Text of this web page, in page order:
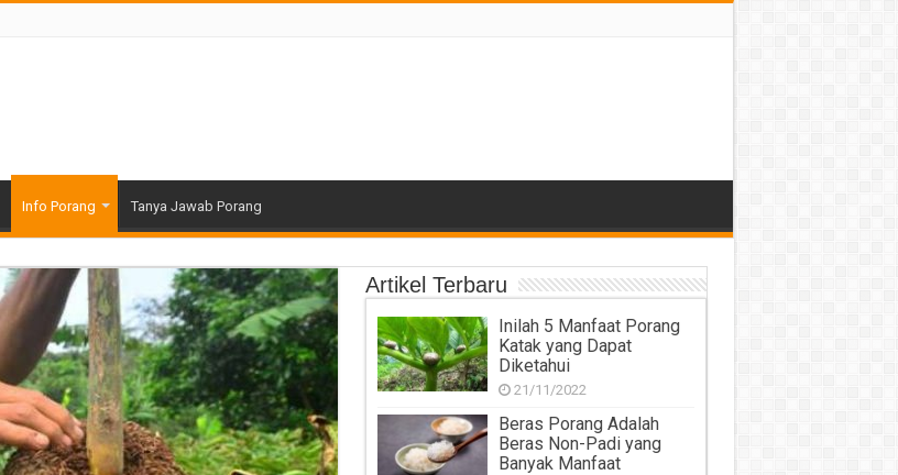
Info Porang Tanya Jawab Porang
Artikel Terbaru
Inilah 5 Manfaat Porang
Katak yang Dapat
Diketahui
21/11/2022
Beras Porang Adalah
Beras Non-Padi yang
Banyak Manfaat